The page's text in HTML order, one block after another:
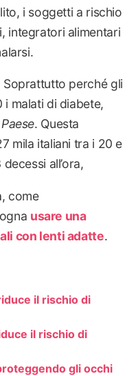
i soggetti a rischio
integratori alimentari
Soprattutto perché gli
malati di diabete,
. Questa
mila italiani tra i 20 e
all’ora,
come
usare una
con lenti adatte.
il rischio di
il rischio di
gli occhi